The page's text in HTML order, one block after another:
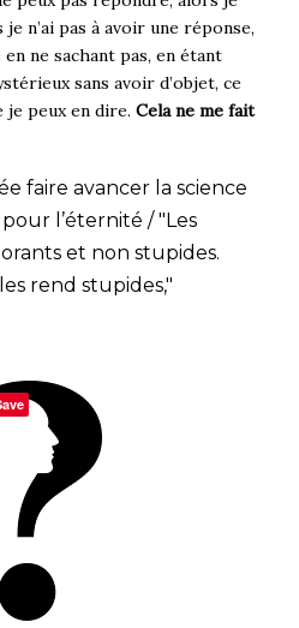
n’ai pas à avoir une réponse,
ne sachant pas, en étant
sans avoir d’objet, ce
je peux en dire. Cela ne me fait
faire avancer la science
l’éternité / "Les
et non stupides.
rend stupides,"